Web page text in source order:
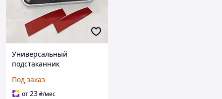
Универсальный
подстаканник
авто машину 238 TCM
Под заказ
от23₴/мес